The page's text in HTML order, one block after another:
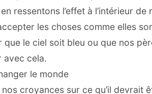
ressentons l’effet à l’intérieur
les choses comme elles
que le ciel soit bleu ou que nos
avec cela.
le monde
croyances sur ce qu’il devrait